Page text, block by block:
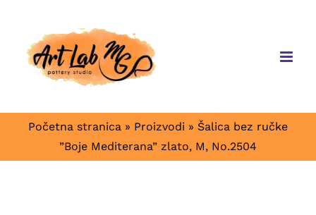
content
Početna stranica » Proizvodi » Šalica bez ručke
”Boje Mediterana” zlato, M, No.2504